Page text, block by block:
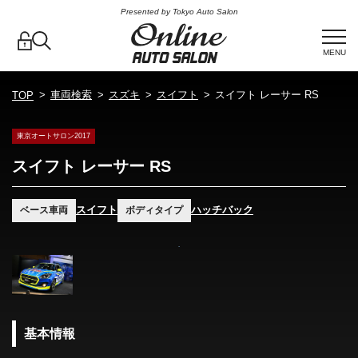
Presented by Tokyo Auto Salon
MENU
TOP 車両検索 スズキ スイフト スイフト レーサー RS
東京オートサロン2017
スイフト レーサー RS
ベース車両 スイフト ボディタイプ ハッチバック
基本情報